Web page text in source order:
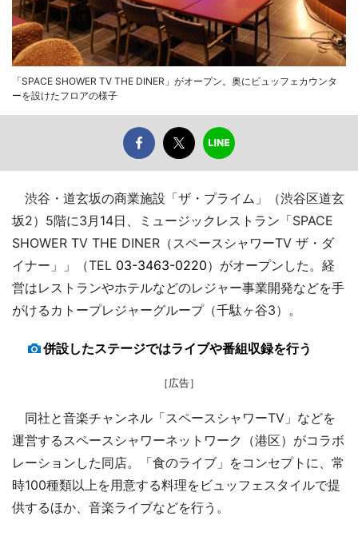
「SPACE SHOWER TV THE DINER」がオープン。奥にビュッフェカウンタ
ーを設けたフロアの様子
渋谷・道玄坂の商業施設「ザ・プライム」（渋谷区道玄
坂2）5階に3月14日、ミュージックレストラン「SPACE
SHOWER TV THE DINER（スペースシャワーTV ザ・ダ
イナー」」（TEL 03-3463-0220）がオープンした。経
営はレストランやホテルなどのレジャー事業開発などを手
がけるカトープレジャーグループ（千駄ヶ谷3）。
併設したステージではライブや番組収録を行う
［広告］
同社と音楽チャンネル「スペースシャワーTV」などを
運営するスペースシャワーネットワーク（港区）がコラボ
レーションした同店。「食のライブ」をコンセプトに、常
時100種類以上を用意する料理をビュッフェスタイルで提
供するほか、音楽ライブなどを行う。